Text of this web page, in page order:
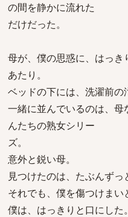
の間を静かに流れた
だけだった。
母が、僕の思惑に、はっ
あたり。
ベッドの下には、洗濯前の
一緒に並んでいるのは、母
んたちの熟女シリー
ズ。
意外と鋭い母。
見つけたのは、たぶんずっ
それでも、僕を傷つけまい
僕は、はっきりと口にした。